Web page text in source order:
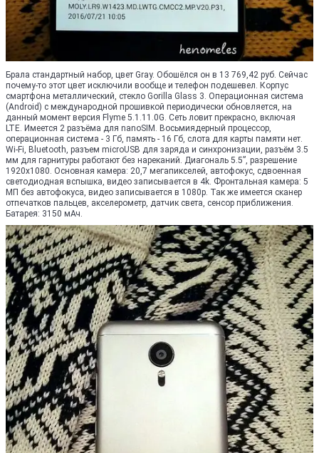
Брала стандартный набор, цвет Gray. Обошёлся он в 13 769,42 руб. Сейчас
почему-то этот цвет исключили вообще и телефон подешевел. Корпус
смартфона металлический, стекло Gorilla Glass 3. Операционная система
(Android) с международной прошивкой периодически обновляется, на
данный момент версия Flyme 5.1.11.0G. Сеть ловит прекрасно, включая
LTE. Имеется 2 разъёма для nanoSIM. Восьмиядерный процессор,
операционная система - 3 Гб, память - 16 Гб, слота для карты памяти нет.
Wi-Fi, Bluetooth, разъем microUSB для заряда и синхронизации, разъём 3.5
мм для гарнитуры работают без нареканий. Диагональ 5.5”, разрешение
1920x1080. Основная камера: 20,7 мегапикселей, автофокус, сдвоенная
светодиодная вспышка, видео записывается в 4k. Фронтальная камера: 5
МП без автофокуса, видео записывается в 1080p. Так же имеется сканер
отпечатков пальцев, акселерометр, датчик света, сенсор приближения.
Батарея: 3150 мАч.